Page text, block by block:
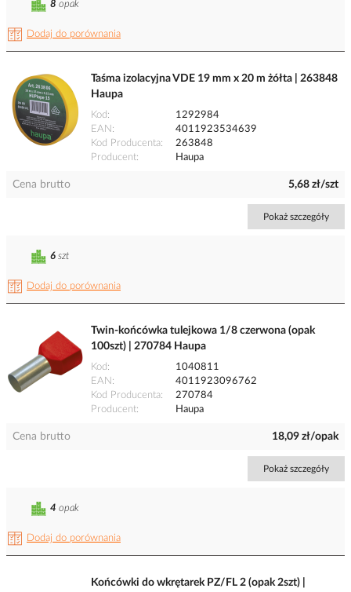
Dodaj do porównania
8 opak
Taśma izolacyjna VDE 19 mm x 20 m żółta | 263848
Haupa
Kod
1292984
EAN
4011923534639
Kod Producenta
263848
Producent
Haupa
Cena brutto 5,68 zł/szt
Pokaż szczegóły
Dodaj do porównania
6 szt
Twin-końcówka tulejkowa 1/8 czerwona (opak
100szt) | 270784 Haupa
Kod
1040811
EAN
4011923096762
Kod Producenta
270784
Producent
Haupa
Cena brutto 18,09 zł/opak
Pokaż szczegóły
Dodaj do porównania
4 opak
Końcówki do wkrętarek PZ/FL 2 (opak 2szt) |